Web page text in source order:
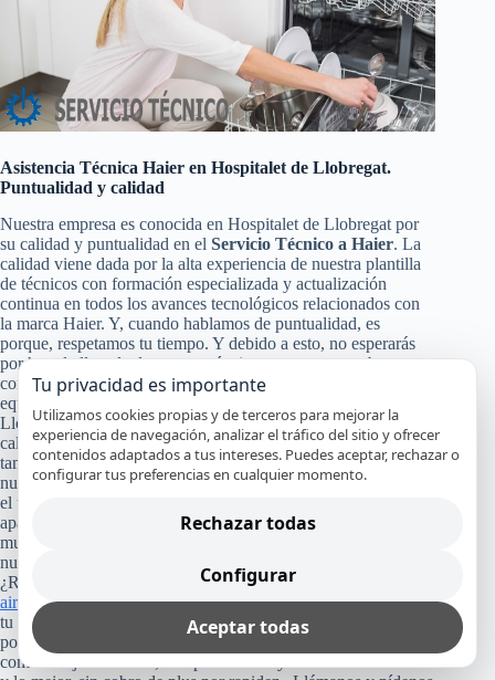
Asistencia Técnica Haier en Hospitalet de Llobregat.
Puntualidad y calidad
Nuestra empresa es conocida en Hospitalet de Llobregat por
su calidad y puntualidad en el Servicio Técnico a Haier. La
calidad viene dada por la alta experiencia de nuestra plantilla
de técnicos con formación especializada y actualización
continua en todos los avances tecnológicos relacionados con
la marca Haier. Y, cuando hablamos de puntualidad, es
porque, respetamos tu tiempo. Y debido a esto, no esperarás
por hora la llegada de nuestro técnico, ya que somos bastante
conocidos por nuestra puntualidad, para poder darte a ti y a tu
equipo Haier un servicio de calidad en Hospitalet de
Llobregat. Pero no solo con eso nos conformamos nuestra
calidad en elServicio Técnico y de Reparación Haier,
también pasa por la certificación de nuestros especialistas,
nuestro servicio en el mismo día en la mayoría de los casos y
el uso de recambios originales Haier que garanticen que tu
aparato continuará funcionando con alto rendimiento y por
mucho tiempo. Y a todo esto, le damos un broche de oro con
nuestra absoluta y segura garantía por nuestro trabajo.
¿Recuerdas cuánto costó tu refrigerador, lavadora, lavavajillas,
aire acondicionadoo cualquier otro equipo Haier que tienes en
tu casa, empresa u oficina? Pues, no arriesgues esa inversión,
poniendo tu aparato en manos inexperta. Consúltanos, ya que
como te dijimos arriba, te reparamos mayormente el mismo día
Tu privacidad es importante
Utilizamos cookies propias y de terceros para mejorar la
experiencia de navegación, analizar el tráfico del sitio y ofrecer
contenidos adaptados a tus intereses. Puedes aceptar, rechazar o
configurar tus preferencias en cualquier momento.
Rechazar todas
Configurar
Aceptar todas